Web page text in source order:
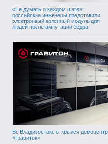
«Не думать о каждом шаге»:
российские инженеры представили
электронный коленный модуль для
людей после ампутации бедра
Во Владивостоке открылся демоцентр
«Гравитон»